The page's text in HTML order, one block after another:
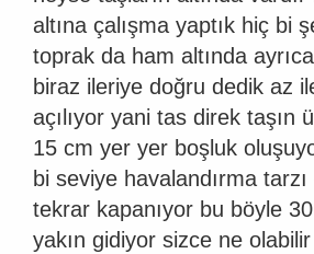
altına çalışma yaptık hiç bi
toprak da ham altında
biraz ileriye doğru dedik az
açılıyor yani tas direk taşın
15 cm yer yer boşluk
bi seviye havalandırma
tekrar kapanıyor bu böyle
yakın gidiyor sizce ne olabilir